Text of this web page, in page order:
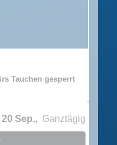
Tauchen gesperrt
Sep., Ganztägig